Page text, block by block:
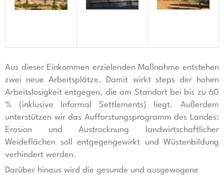
Aus dieser Einkommen erzielenden Maßnahme entstehen
zwei neue Arbeitsplätze. Damit wirkt steps der hohen
Arbeitslosigkeit entgegen, die am Standort bei bis zu 60
% (inklusive Informal Settlements) liegt. Außerdem
unterstützen wir das Aufforstungsprogramm des Landes:
Erosion und Austrocknung landwirtschaftlicher
Weideflächen soll entgegengewirkt und Wüstenbildung
verhindert werden.
Darüber hinaus wird die gesunde und ausgewogene